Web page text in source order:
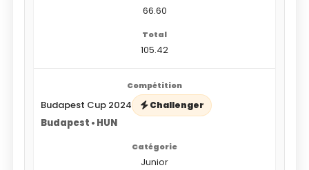
66.60
105.42
Budapest Cup 2024 Challenger
Budapest • HUN
Junior